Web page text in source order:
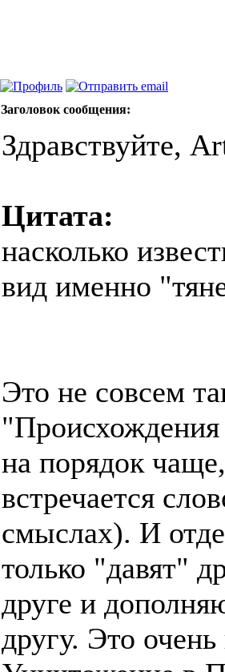
Заголовок сообщения:
Здравствуйте,
Цитата:
насколько
вид именно
Это не совсем
на порядок
встречается
смыслах). И
только "давят"
друге и
другу. Это